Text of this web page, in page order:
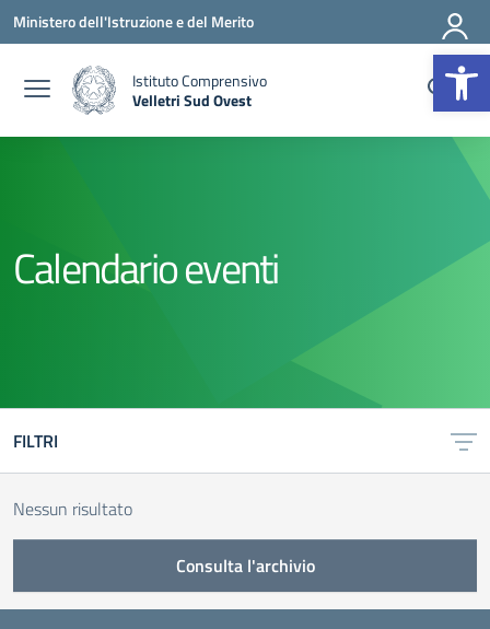
Vai ai contenuti
Vai al menu di navigazione
Vai al footer
Ministero dell'Istruzione e del Merito
Istituto Comprensivo
Velletri Sud Ovest
Calendario eventi
FILTRI
Nessun risultato
Consulta l'archivio